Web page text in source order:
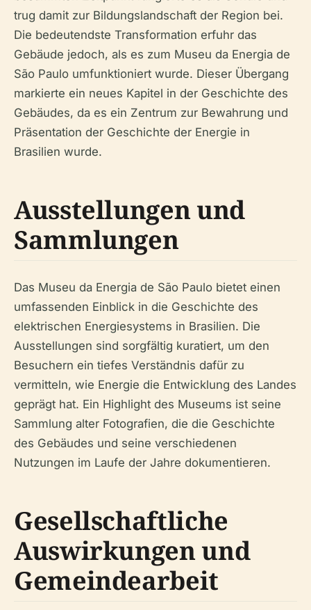
trug damit zur Bildungslandschaft der Region bei.
Die bedeutendste Transformation erfuhr das
Gebäude jedoch, als es zum Museu da Energia de
São Paulo umfunktioniert wurde. Dieser Übergang
markierte ein neues Kapitel in der Geschichte des
Gebäudes, da es ein Zentrum zur Bewahrung und
Präsentation der Geschichte der Energie in
Brasilien wurde.
Ausstellungen und
Sammlungen
Das Museu da Energia de São Paulo bietet einen
umfassenden Einblick in die Geschichte des
elektrischen Energiesystems in Brasilien. Die
Ausstellungen sind sorgfältig kuratiert, um den
Besuchern ein tiefes Verständnis dafür zu
vermitteln, wie Energie die Entwicklung des Landes
geprägt hat. Ein Highlight des Museums ist seine
Sammlung alter Fotografien, die die Geschichte
des Gebäudes und seine verschiedenen
Nutzungen im Laufe der Jahre dokumentieren.
Gesellschaftliche
Auswirkungen und
Gemeindearbeit